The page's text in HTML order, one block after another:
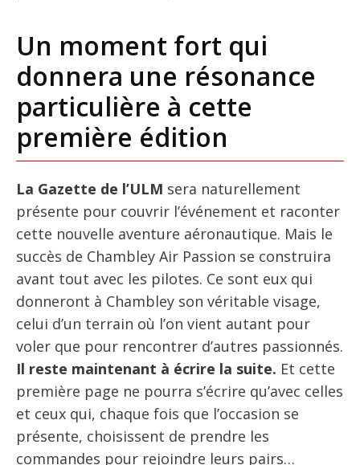
Un moment fort qui
donnera une résonance
particulière à cette
première édition
La Gazette de l’ULM sera naturellement
présente pour couvrir l’événement et raconter
cette nouvelle aventure aéronautique. Mais le
succès de Chambley Air Passion se construira
avant tout avec les pilotes. Ce sont eux qui
donneront à Chambley son véritable visage,
celui d’un terrain où l’on vient autant pour
voler que pour rencontrer d’autres passionnés.
Il reste maintenant à écrire la suite. Et cette
première page ne pourra s’écrire qu’avec celles
et ceux qui, chaque fois que l’occasion se
présente, choisissent de prendre les
commandes pour rejoindre leurs pairs…